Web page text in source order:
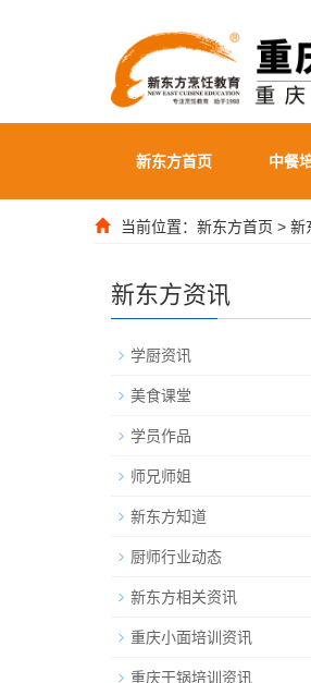
新东方首页 中餐
当前位置： 新东方首页 > 新
新东方资讯
学厨资讯
美食课堂
学员作品
师兄师姐
新东方知道
厨师行业动态
新东方相关资讯
重庆小面培训资讯
重庆干锅培训资讯